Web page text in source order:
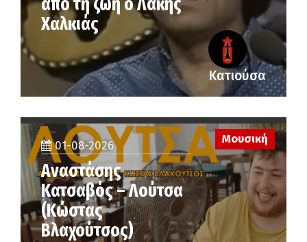
Χαλκιάς
Κατιούσα
01-08-2026
Αναστάσης
Κατσαβός – Λούτσα
(Κώστας
Βλαχούτσος)
Μουσική